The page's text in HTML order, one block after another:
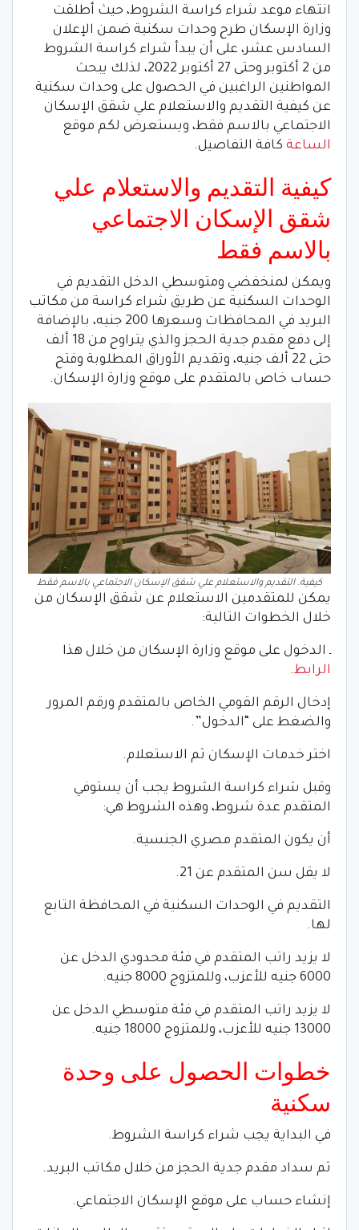
انتهاء موعد شراء كراسة الشروط، حيث أطلقت
وزارة الإسكان طرح وحدات سكنية ضمن الإعلان
السادس عشر، على أن يبدأ شراء كراسة الشروط
من 2 أكتوبر وحتى 27 أكتوبر 2022، لذلك يبحث
المواطنين الراغبين في الحصول على وحدات سكنية
عن كيفية التقديم والاستعلام علي شقق الإسكان
الاجتماعي بالاسم فقط، ويستعرض لكم موقع
الساعة كافة التفاصيل.
كيفية التقديم والاستعلام علي
شقق الإسكان الاجتماعي
بالاسم فقط
ويمكن لمنخفضي ومتوسطي الدخل التقديم في
الوحدات السكنية عن طريق شراء كراسة من مكاتب
البريد في المحافظات وسعرها 200 جنيه، بالإضافة
إلى دفع مقدم جدية الحجز والذي يتراوح من 18 ألف
حتى 22 ألف جنيه، وتقديم الأوراق المطلوبة وفتح
حساب خاص بالمتقدم على موقع وزارة الإسكان.
كيفية. التقديم والاستعلام علي شقق الإسكان الاجتماعي بالاسم فقط
يمكن للمتقدمين الاستعلام عن شقق الإسكان من
خلال الخطوات التالية:
ـ الدخول على موقع وزارة الإسكان من خلال هذا
الرابط.
إدخال الرقم القومي الخاص بالمتقدم ورقم المرور
والضغط على “الدخول”.
اختر خدمات الإسكان ثم الاستعلام.
وقبل شراء كراسة الشروط يجب أن يستوفي
المتقدم عدة شروط، وهذه الشروط هي:
أن يكون المتقدم مصري الجنسية.
لا يقل سن المتقدم عن 21.
التقديم في الوحدات السكنية في المحافظة التابع
لها.
لا يزيد راتب المتقدم في فئة محدودي الدخل عن
6000 جنيه للأعزب، وللمتزوج 8000 جنيه.
لا يزيد راتب المتقدم في فئة متوسطي الدخل عن
13000 جنيه للأعزب، وللمتزوج 18000 جنيه.
خطوات الحصول على وحدة
سكنية
في البداية يجب شراء كراسة الشروط.
ثم سداد مقدم جدية الحجز من خلال مكاتب البريد.
إنشاء حساب على موقع الإسكان الاجتماعي.